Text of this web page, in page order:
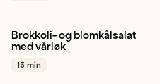
Blomkål Brokkoli
Vårløk
Brokkoli- og blomkålsalat
med vårløk
15 min